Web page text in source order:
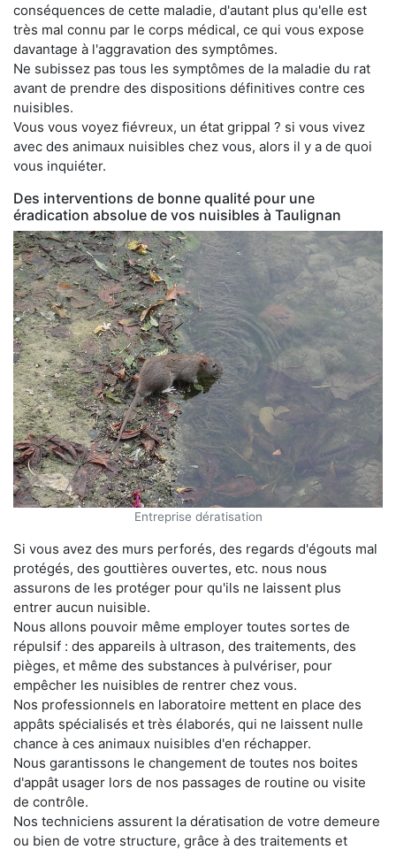
conséquences de cette maladie, d'autant plus qu'elle est
très mal connu par le corps médical, ce qui vous expose
davantage à l'aggravation des symptômes.
Ne subissez pas tous les symptômes de la maladie du rat
avant de prendre des dispositions définitives contre ces
nuisibles.
Vous vous voyez fiévreux, un état grippal ? si vous vivez
avec des animaux nuisibles chez vous, alors il y a de quoi
vous inquiéter.
Des interventions de bonne qualité pour une
éradication absolue de vos nuisibles à Taulignan
Entreprise dératisation
Si vous avez des murs perforés, des regards d'égouts mal
protégés, des gouttières ouvertes, etc. nous nous
assurons de les protéger pour qu'ils ne laissent plus
entrer aucun nuisible.
Nous allons pouvoir même employer toutes sortes de
répulsif : des appareils à ultrason, des traitements, des
pièges, et même des substances à pulvériser, pour
empêcher les nuisibles de rentrer chez vous.
Nos professionnels en laboratoire mettent en place des
appâts spécialisés et très élaborés, qui ne laissent nulle
chance à ces animaux nuisibles d'en réchapper.
Nous garantissons le changement de toutes nos boites
d'appât usager lors de nos passages de routine ou visite
de contrôle.
Nos techniciens assurent la dératisation de votre demeure
ou bien de votre structure, grâce à des traitements et